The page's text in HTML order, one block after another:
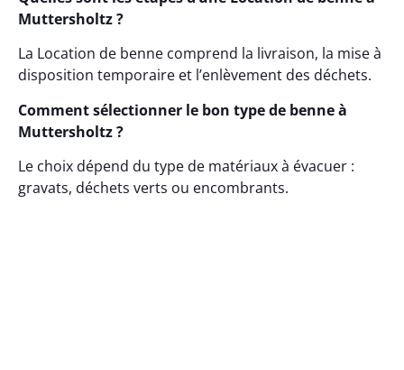
Muttersholtz ?
La Location de benne comprend la livraison, la mise à
disposition temporaire et l’enlèvement des déchets.
Comment sélectionner le bon type de benne à
Muttersholtz ?
Le choix dépend du type de matériaux à évacuer :
gravats, déchets verts ou encombrants.